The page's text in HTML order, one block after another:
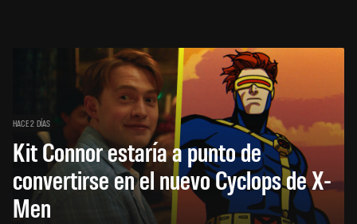
HACE 2 DÍAS
Kit Connor estaría a punto de
convertirse en el nuevo Cyclops de X-
Men